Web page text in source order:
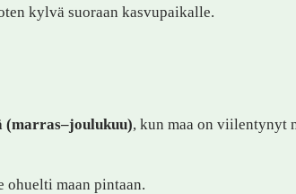
kylvä suoraan kasvupaikalle.
(marras–joulukuu), kun maa on viilentynyt
ohuelti maan pintaan.